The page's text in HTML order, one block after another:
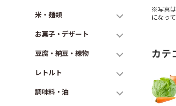
米・麺類
お菓子・デザート
豆腐・納豆・練物
レトルト
調味料・油
※写真
になっ
カテ